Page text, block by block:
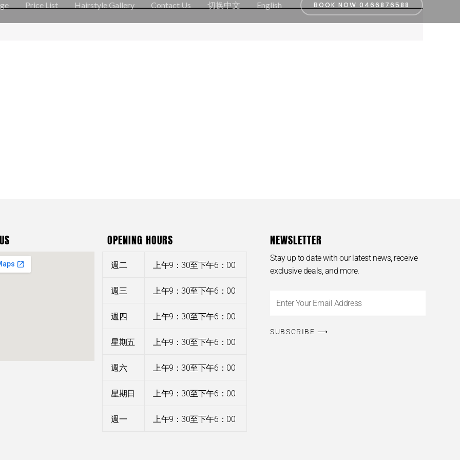
Price List Hairstyle Gallery Contact Us 切换中文 English BOOK NOW 0466876588
OPENING HOURS
週二 上午9：30至下午6：00
週三 上午9：30至下午6：00
週四 上午9：30至下午6：00
星期五 上午9：30至下午6：00
週六 上午9：30至下午6：00
星期日 上午9：30至下午6：00
週一 上午9：30至下午6：00
NEWSLETTER
Stay up to date with our latest news, receive
exclusive deals, and more.
Email
SUBSCRIBE ⟶